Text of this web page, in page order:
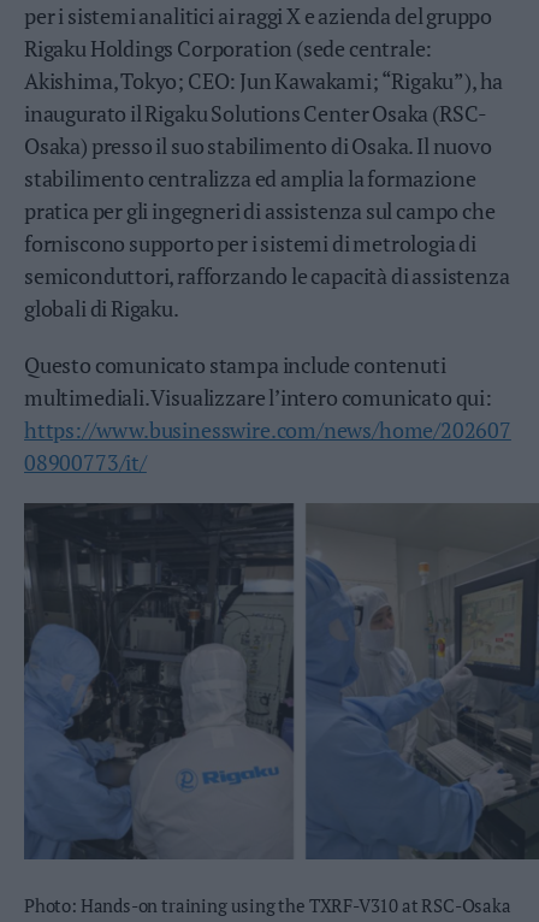
Trento
Rovereto
Pergine
–
Arco
Basso
Sarca
–
Rotaliana
Valle
dei
Laghi
Primiero
Sole
Fiemme
–
Fassa
Giudicarie
–
per i sistemi analitici ai raggi X e azienda del gruppo
Rigaku Holdings Corporation (sede centrale:
Akishima, Tokyo; CEO: Jun Kawakami; “Rigaku”), ha
inaugurato il Rigaku Solutions Center Osaka (RSC-
Osaka) presso il suo stabilimento di Osaka. Il nuovo
stabilimento centralizza ed amplia la formazione
pratica per gli ingegneri di assistenza sul campo che
forniscono supporto per i sistemi di metrologia di
semiconduttori, rafforzando le capacità di assistenza
globali di Rigaku.
Questo comunicato stampa include contenuti
multimediali. Visualizzare l’intero comunicato qui:
https://www.businesswire.com/news/home/202607
08900773/it/
Photo: Hands-on training using the TXRF-V310 at RSC-Osaka